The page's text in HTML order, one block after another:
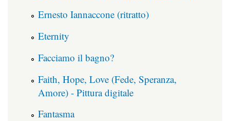
Ernesto Iannaccone (ritratto)
Eternity
Facciamo il bagno?
Faith, Hope, Love (Fede, Speranza,
Amore) - Pittura digitale
Fantasma